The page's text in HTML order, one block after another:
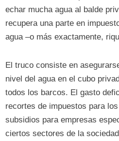
echar mucha agua al balde
recupera una parte en
agua –o más exactamente,
El truco consiste en
nivel del agua en el cubo
todos los barcos. El gasto
recortes de impuestos para
subsidios para empresas
ciertos sectores de la